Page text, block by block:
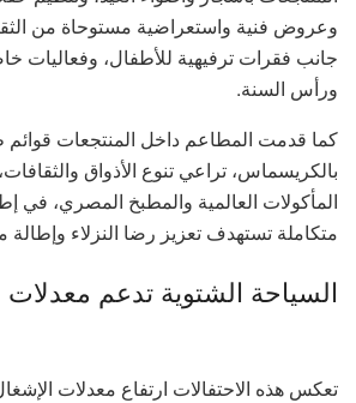
وعروض فنية واستعراضية مستوحاة من
جانب فقرات ترفيهية للأطفال، وفعاليات
ورأس السنة.
كما قدمت المطاعم داخل المنتجعات
بالكريسماس، تراعي تنوع الأذواق
المأكولات العالمية والمطبخ المصري، في
متكاملة تستهدف تعزيز رضا النزلاء وإطالة
السياحة الشتوية تدعم معدلات
تعكس هذه الاحتفالات ارتفاع معدلات